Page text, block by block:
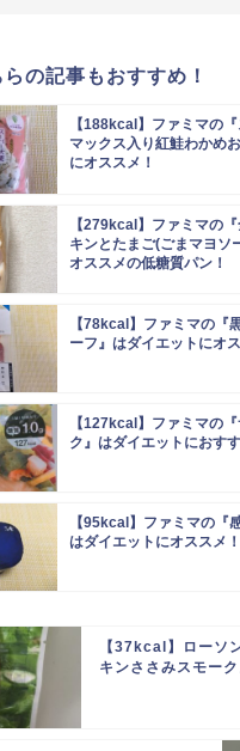
らの記事もおすすめ！
【188kcal】ファミマの
マックス入り紅鮭わかめ
にオススメ！
【279kcal】ファミマの
キンとたまご(ごまマヨソ
オススメの低糖質パン！
【78kcal】ファミマの『
ーフ』はダイエットにオス
【127kcal】ファミマの
ク』はダイエットにおすす
【95kcal】ファミマの『
はダイエットにオススメ！
【37kcal】ローソ
キンささみスモー